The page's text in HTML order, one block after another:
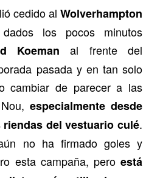
cedido al Wolverhampton
los pocos minutos
Koeman al frente del
pasada y en tan solo
cambiar de parecer a las
Nou,especialmente desde
del vestuario culé.
no ha firmado goles y
esta campaña, pero está